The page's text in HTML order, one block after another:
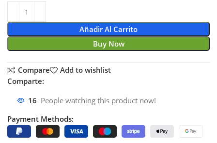
Añadir Al Carrito
Buy Now
Compare
Add to wishlist
Comparte:
16 People watching this product now!
Payment Methods: